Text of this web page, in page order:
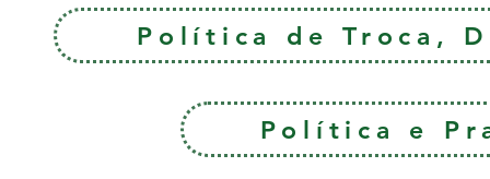
Política de Troca,
Política e